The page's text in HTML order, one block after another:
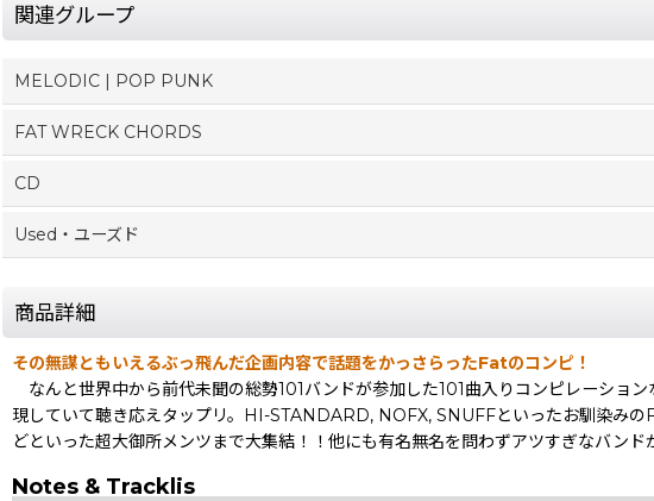
関連グループ
MELODIC | POP PUNK
FAT WRECK CHORDS
CD
Used・ユーズド
商品詳細
その無謀ともいえるぶっ飛んだ企画内容で話題をかっさらったFatのコンピ！
なんと世界中から前代未聞の総勢101バンドが参加した101曲入りコンピレーショ
現していて聴き応えタップリ。HI-STANDARD, NOFX, SNUFFといったお馴染
どといった超大御所メンツまで大集結！！他にも有名無名を問わずアツすぎなバンド
Notes & Tracklis